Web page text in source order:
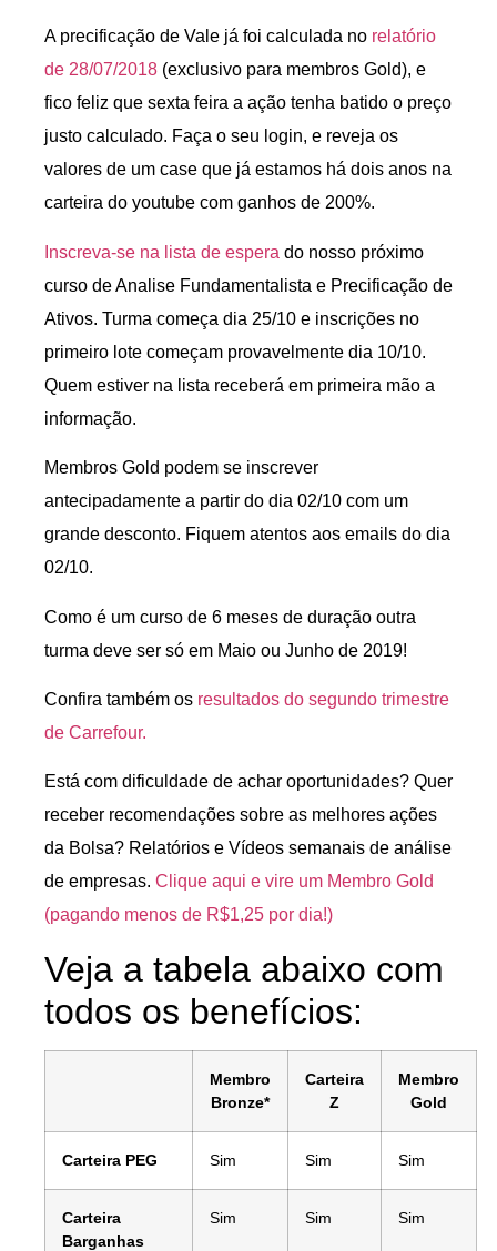
A precificação de Vale já foi calculada no relatório
de 28/07/2018 (exclusivo para membros Gold), e
fico feliz que sexta feira a ação tenha batido o preço
justo calculado. Faça o seu login, e reveja os
valores de um case que já estamos há dois anos na
carteira do youtube com ganhos de 200%.
Inscreva-se na lista de espera do nosso próximo
curso de Analise Fundamentalista e Precificação de
Ativos. Turma começa dia 25/10 e inscrições no
primeiro lote começam provavelmente dia 10/10.
Quem estiver na lista receberá em primeira mão a
informação.
Membros Gold podem se inscrever
antecipadamente a partir do dia 02/10 com um
grande desconto. Fiquem atentos aos emails do dia
02/10.
Como é um curso de 6 meses de duração outra
turma deve ser só em Maio ou Junho de 2019!
Confira também os resultados do segundo trimestre
de Carrefour.
Está com dificuldade de achar oportunidades? Quer
receber recomendações sobre as melhores ações
da Bolsa? Relatórios e Vídeos semanais de análise
de empresas. Clique aqui e vire um Membro Gold
(pagando menos de R$1,25 por dia!)
Veja a tabela abaixo com
todos os benefícios:
Membro
Bronze*
Carteira
Z
Membro
Gold
Carteira PEG Sim Sim Sim
Carteira
Barganhas
Sim Sim Sim